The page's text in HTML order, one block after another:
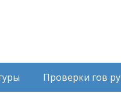
Проверки гов ру